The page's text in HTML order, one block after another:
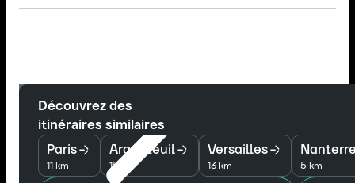
Découvrez des
itinéraires similaires
Paris
11 km
Argenteuil
15 km
Versailles
13 km 5 km